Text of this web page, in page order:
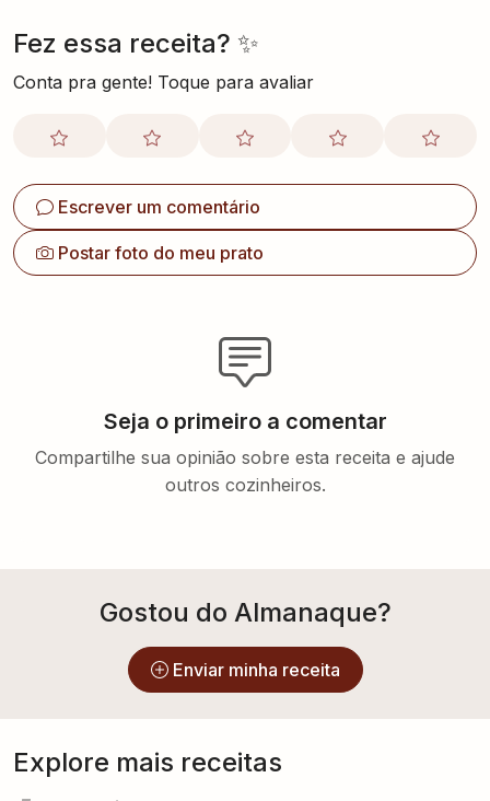
Fez essa receita? ✨
Conta pra gente! Toque para avaliar
Escrever um comentário
Postar foto do meu prato
Seja o primeiro a comentar
Compartilhe sua opinião sobre esta receita e ajude
outros cozinheiros.
Gostou do Almanaque?
Enviar minha receita
Explore mais receitas